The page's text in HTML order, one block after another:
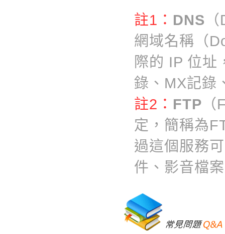
註1： DNS
網域名稱（
際的 IP 位址
錄、MX記錄
註2： FTP
定，簡稱為
過這個服務
件、影音檔